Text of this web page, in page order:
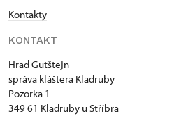
Kontakty
KONTAKT
Hrad Gutštejn
správa kláštera Kladruby
Pozorka 1
349 61 Kladruby u Stříbra